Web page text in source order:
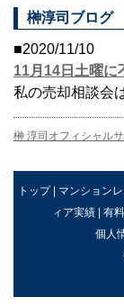
榊淳司ブログ
■2020/11/10
11月14日土曜に
私の売却相談会
榊 淳司オフィシャルサ
トップ| マンション
ィア実績| 有
個人